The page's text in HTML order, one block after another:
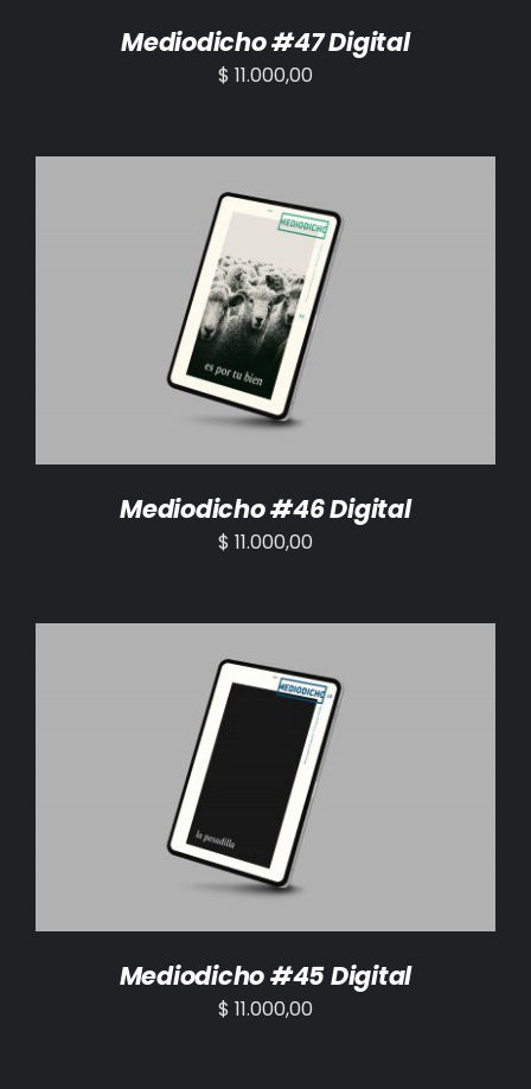
Mediodicho #47 Digital
$ 11.000,00
AÑADIR AL CARRITO /
Mediodicho #46 Digital
$ 11.000,00
AÑADIR AL CARRITO /
Mediodicho #45 Digital
$ 11.000,00